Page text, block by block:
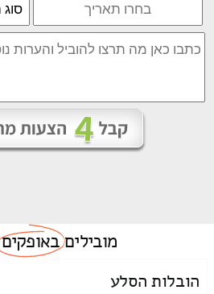
מוביליםבאופקים
הובלות הסלע